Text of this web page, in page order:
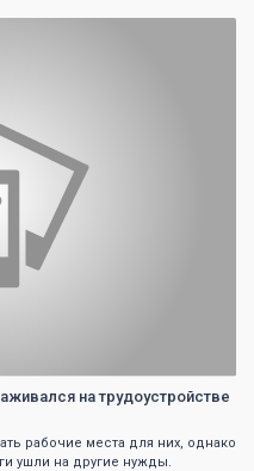
на трудоустройстве
рабочие места для них, однако
ушли на другие нужды.